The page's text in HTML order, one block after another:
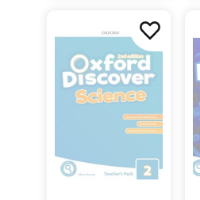
Online Practice /
Учебник